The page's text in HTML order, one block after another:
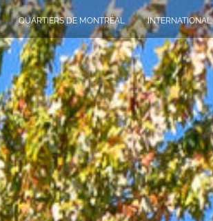
QUARTIERS DE MONTRÉAL INTERNATIONAL